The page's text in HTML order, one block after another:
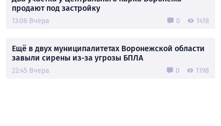
продают под застройку
13:06 Вчера 0 1418
Ещё в двух муниципалитетах Воронежской области
завыли сирены из-за угрозы БПЛА
22:45 Вчера 0 1198